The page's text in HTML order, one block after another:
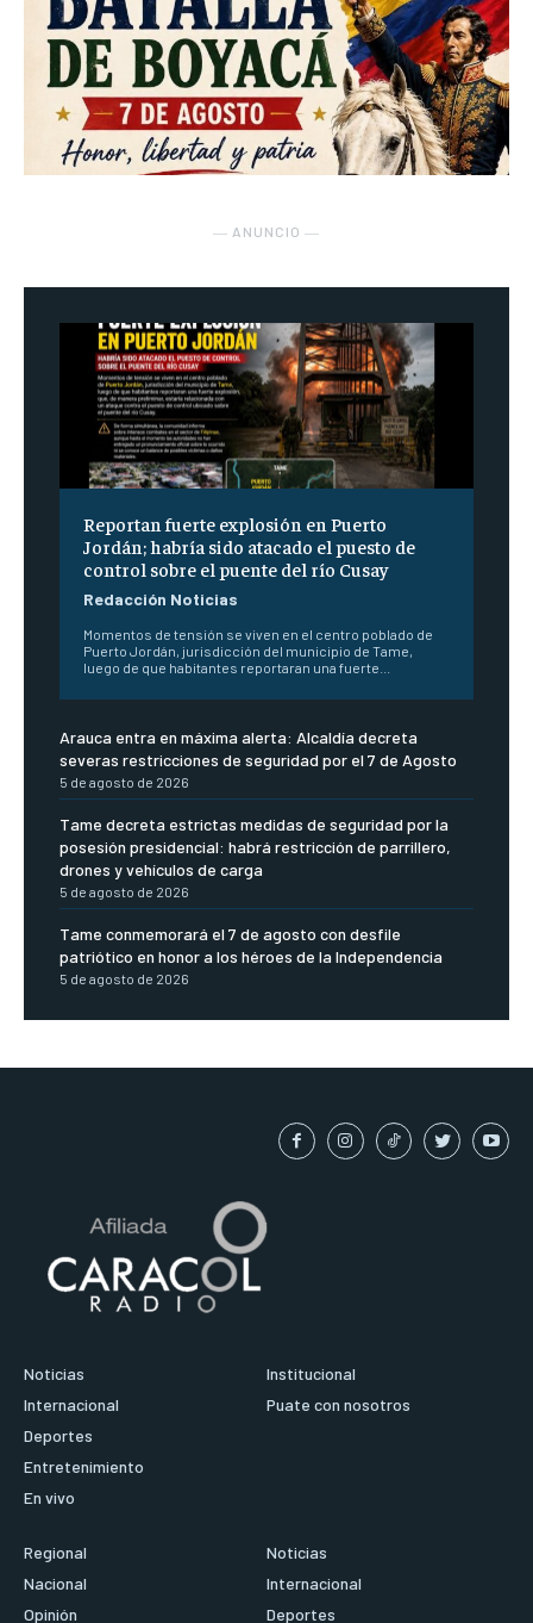
― ANUNCIO ―
Reportan fuerte explosión en Puerto
Jordán; habría sido atacado el puesto de
control sobre el puente del río Cusay
Redacción Noticias
Momentos de tensión se viven en el centro poblado de
Puerto Jordán, jurisdicción del municipio de Tame,
luego de que habitantes reportaran una fuerte...
Arauca entra en máxima alerta: Alcaldía decreta
severas restricciones de seguridad por el 7 de Agosto
5 de agosto de 2026
Tame decreta estrictas medidas de seguridad por la
posesión presidencial: habrá restricción de parrillero,
drones y vehículos de carga
5 de agosto de 2026
Tame conmemorará el 7 de agosto con desfile
patriótico en honor a los héroes de la Independencia
5 de agosto de 2026
Noticias
Internacional
Deportes
Entretenimiento
En vivo
Institucional
Puate con nosotros
Regional
Nacional
Opinión
Noticias
Internacional
Deportes